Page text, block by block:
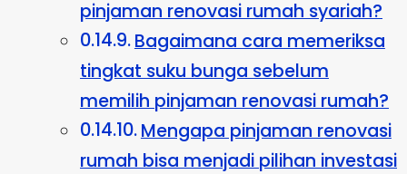
pinjaman renovasi rumah syariah?
Bagaimana cara memeriksa
tingkat suku bunga sebelum
memilih pinjaman renovasi rumah?
Mengapa pinjaman renovasi
rumah bisa menjadi pilihan investasi